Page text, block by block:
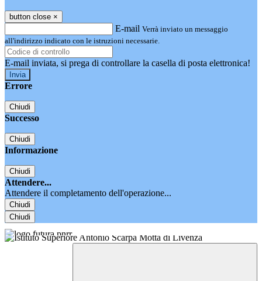
button close ×
E-mail Verrà inviato un messaggio
all'indirizzo indicato con le istruzioni necessarie.
E-mail inviata, si prega di controllare la casella di posta elettronica!
Errore
Chiudi
Successo
Chiudi
Informazione
Chiudi
Attendere...
Attendere il completamento dell'operazione...
Chiudi
Chiudi